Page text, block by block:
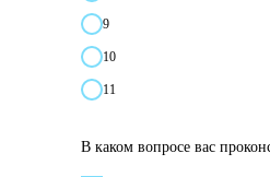
9
10
11
В каком вопросе вас